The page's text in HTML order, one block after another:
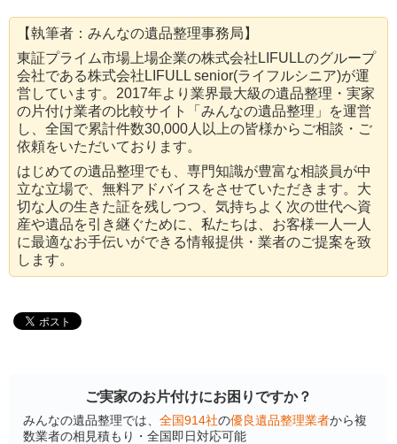
【執筆者：みんなの遺品整理事務局】
東証プライム市場上場企業の株式会社LIFULLのグループ
会社である株式会社LIFULL senior(ライフルシニア)が運
営しています。2017年より業界最大級の遺品整理・実家
の片付け業者の比較サイト「みんなの遺品整理」を運営
し、全国で累計件数30,000人以上の皆様からご相談・ご
依頼をいただいております。
はじめての遺品整理でも、専門知識が豊富な相談員が中
立な立場で、無料アドバイスをさせていただきます。大
切な人の生きた証を残しつつ、気持ちよく次の世代へ資
産や遺品を引き継ぐために、私たちは、お客様一人一人
に最適なお手伝いができる情報提供・業者のご提案を致
します。
ご実家のお片付けにお困りですか？
みんなの遺品整理では、 全国914社の優良遺品整理業者から複
数業者の相見積もり・全国即日対応可能